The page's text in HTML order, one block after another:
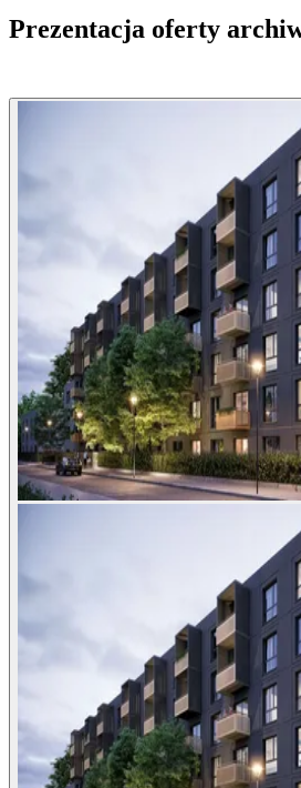
Prezentacja oferty